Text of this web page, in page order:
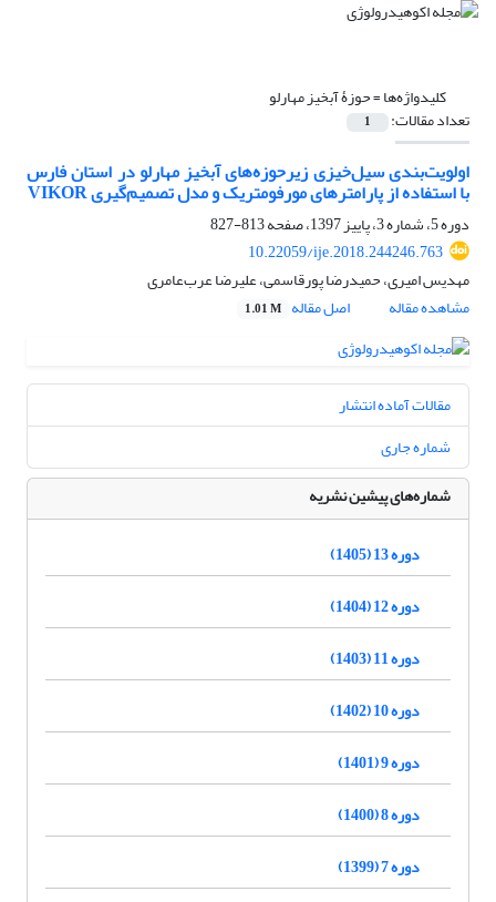
کلیدواژه‌ها =حوزۀ آبخیز مهارلو
تعداد مقالات: 1
اولویت‌بندی سیل‌خیزی زیرحوزه‌های آبخیز مهارلو در استان فارس
با استفاده از پارامترهای مورفومتریک و مدل تصمیم‌گیری VIKOR
دوره 5، شماره 3، پاییز 1397، صفحه
813-827
10.22059/ije.2018.244246.763
مهدیس امیری، حمیدرضا پورقاسمی، علیرضا عرب‌عامری
مشاهده مقاله
اصل مقاله 1.01 M
مقالات آماده انتشار
شماره جاری
شماره‌های پیشین نشریه
دوره 13 (1405)
دوره 12 (1404)
دوره 11 (1403)
دوره 10 (1402)
دوره 9 (1401)
دوره 8 (1400)
دوره 7 (1399)